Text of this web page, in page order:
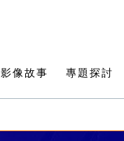
影像故事 專題探討